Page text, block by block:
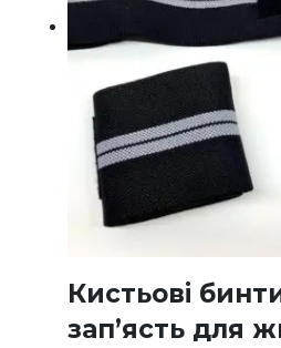
Кистьові
зап’ясть для